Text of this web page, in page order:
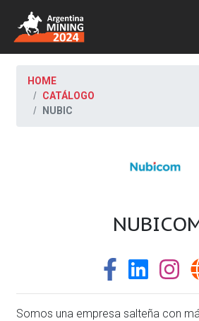
HOME
CATÁLOGO
NUBIC
Somos una empresa salteña con